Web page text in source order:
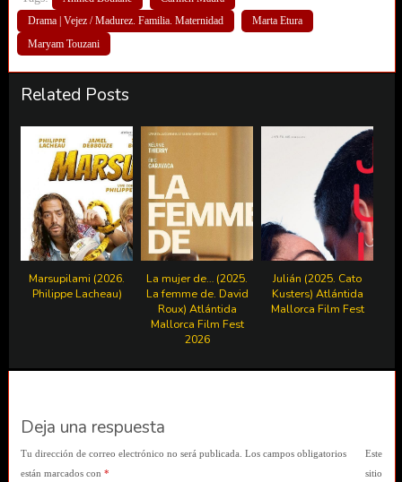
Drama | Vejez / Madurez. Familia. Maternidad
Marta Etura
Maryam Touzani
Related Posts
Marsupilami (2026.
Philippe Lacheau)
La mujer de… (2025.
La femme de. David
Roux) Atlántida
Mallorca Film Fest
2026
Julián (2025. Cato
Kusters) Atlántida
Mallorca Film Fest
Deja una respuesta
Tu dirección de correo electrónico no será publicada. Los campos obligatorios
están marcados con *
Este
sitio